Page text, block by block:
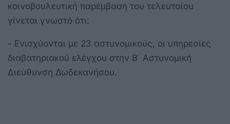
κοινοβουλευτική παρέμβαση του τελευταίου
γίνεται γνωστό ότι:
- Ενισχύονται με 23 αστυνομικούς, οι υπηρεσίες
διαβατηριακού ελέγχου στην Β΄ Αστυνομική
Διεύθυνση Δωδεκανήσου.